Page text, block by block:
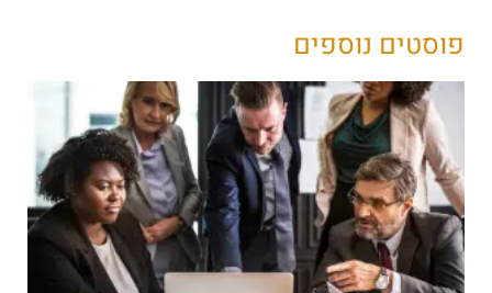
פוסטים נוספים